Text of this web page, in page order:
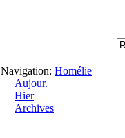
Navigation: Homélie
Aujour.
Hier
Archives